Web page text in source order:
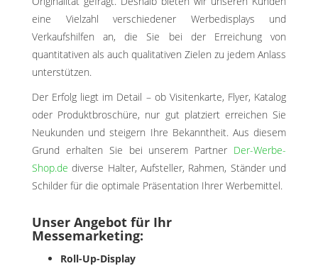
eine Vielzahl verschiedener Werbedisplays und
Verkaufshilfen an, die Sie bei der Erreichung von
quantitativen als auch qualitativen Zielen zu jedem Anlass
unterstützen.
Der Erfolg liegt im Detail – ob Visitenkarte, Flyer, Katalog
oder Produktbroschüre, nur gut platziert erreichen Sie
Neukunden und steigern Ihre Bekanntheit. Aus diesem
Grund erhalten Sie bei unserem Partner Der-Werbe-
Shop.de diverse Halter, Aufsteller, Rahmen, Ständer und
Schilder für die optimale Präsentation Ihrer Werbemittel.
Unser Angebot für Ihr
Messemarketing:
Roll-Up-Display